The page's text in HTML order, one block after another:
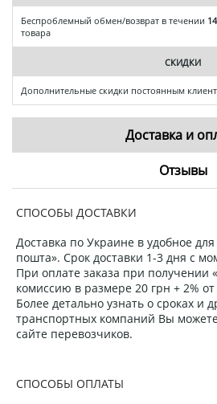
Беспроблемный обмен/возврат в течении
товара
СКИДКИ
Дополнительные скидки постоянным
Доставка и
Отзывы
СПОСОБЫ ДОСТАВКИ
Доставка по Украине в удобное
пошта». Срок доставки 1-3 дня с
При оплате заказа при получении
комиссию в размере 20 грн + 2%
Более детально узнать о сроках и
транспортных компаний Вы
сайте перевозчиков.
СПОСОБЫ ОПЛАТЫ